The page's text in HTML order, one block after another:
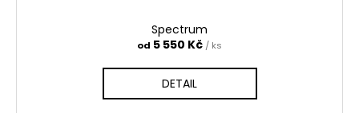
Spectrum
od 5 550 Kč / ks
DETAIL